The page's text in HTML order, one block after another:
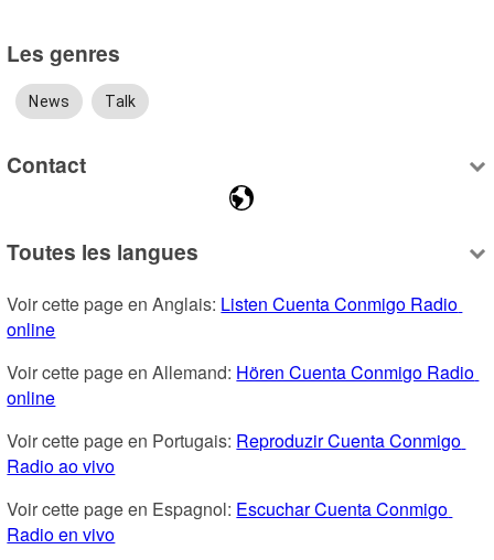
Les genres
News Talk
Contact
Toutes les langues
Voir cette page en Anglais: Listen Cuenta Conmigo Radio
online
Voir cette page en Allemand: Hören Cuenta Conmigo Radio
online
Voir cette page en Portugais: Reproduzir Cuenta Conmigo
Radio ao vivo
Voir cette page en Espagnol: Escuchar Cuenta Conmigo
Radio en vivo